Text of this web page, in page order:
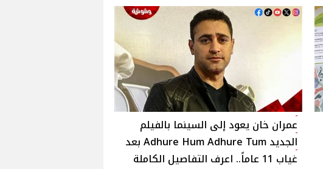
عمران خان يعود إلى السينما بالفيلم
الجديد Adhure Hum Adhure Tum بعد
غياب 11 عاماً.. اعرف التفاصيل الكاملة